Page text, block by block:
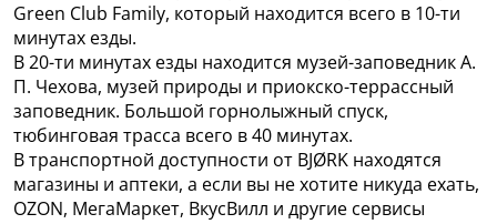
Green Club Family, который находится всего в 10-ти
минутах езды.
В 20-ти минутах езды находится музей-заповедник А.
П. Чехова, музей природы и приокско-террассный
заповедник. Большой горнолыжный спуск,
тюбинговая трасса всего в 40 минутах.
В транспортной доступности от BJØRK находятся
магазины и аптеки, а если вы не хотите никуда ехать,
OZON, МегаМаркет, ВкусВилл и другие сервисы